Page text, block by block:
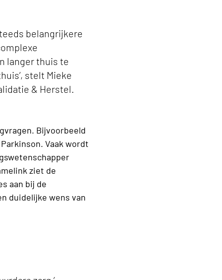
belangrijkere
langer thuis te
stelt Mieke
& Herstel.
Bijvoorbeeld
Vaak wordt
ziet de
aan bij de
duidelijke wens van